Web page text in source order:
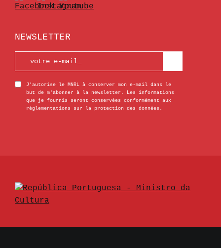
NEWSLETTER
J'autorise le MNRL à conserver mon e-mail dans le
but de m'abonner à la newsletter. Les informations
que je fournis seront conservées conformément aux
réglementations sur la protection des données.